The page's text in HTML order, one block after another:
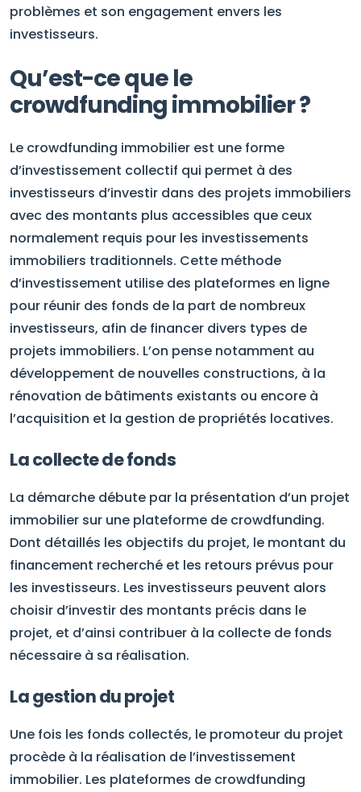
problèmes et son engagement envers les
investisseurs.
Qu’est-ce que le
crowdfunding immobilier ?
Le crowdfunding immobilier est une forme
d’investissement collectif qui permet à des
investisseurs d’investir dans des projets immobiliers
avec des montants plus accessibles que ceux
normalement requis pour les investissements
immobiliers traditionnels. Cette méthode
d’investissement utilise des plateformes en ligne
pour réunir des fonds de la part de nombreux
investisseurs, afin de financer divers types de
projets immobiliers. L’on pense notamment au
développement de nouvelles constructions, à la
rénovation de bâtiments existants ou encore à
l’acquisition et la gestion de propriétés locatives.
La collecte de fonds
La démarche débute par la présentation d’un projet
immobilier sur une plateforme de crowdfunding.
Dont détaillés les objectifs du projet, le montant du
financement recherché et les retours prévus pour
les investisseurs. Les investisseurs peuvent alors
choisir d’investir des montants précis dans le
projet, et d’ainsi contribuer à la collecte de fonds
nécessaire à sa réalisation.
La gestion du projet
Une fois les fonds collectés, le promoteur du projet
procède à la réalisation de l’investissement
immobilier. Les plateformes de crowdfunding